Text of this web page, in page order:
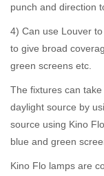
punch and direction
4) Can use Louver
to give broad
green screens etc.
The fixtures can
daylight source by
source using Kino
blue and green
Kino Flo lamps are